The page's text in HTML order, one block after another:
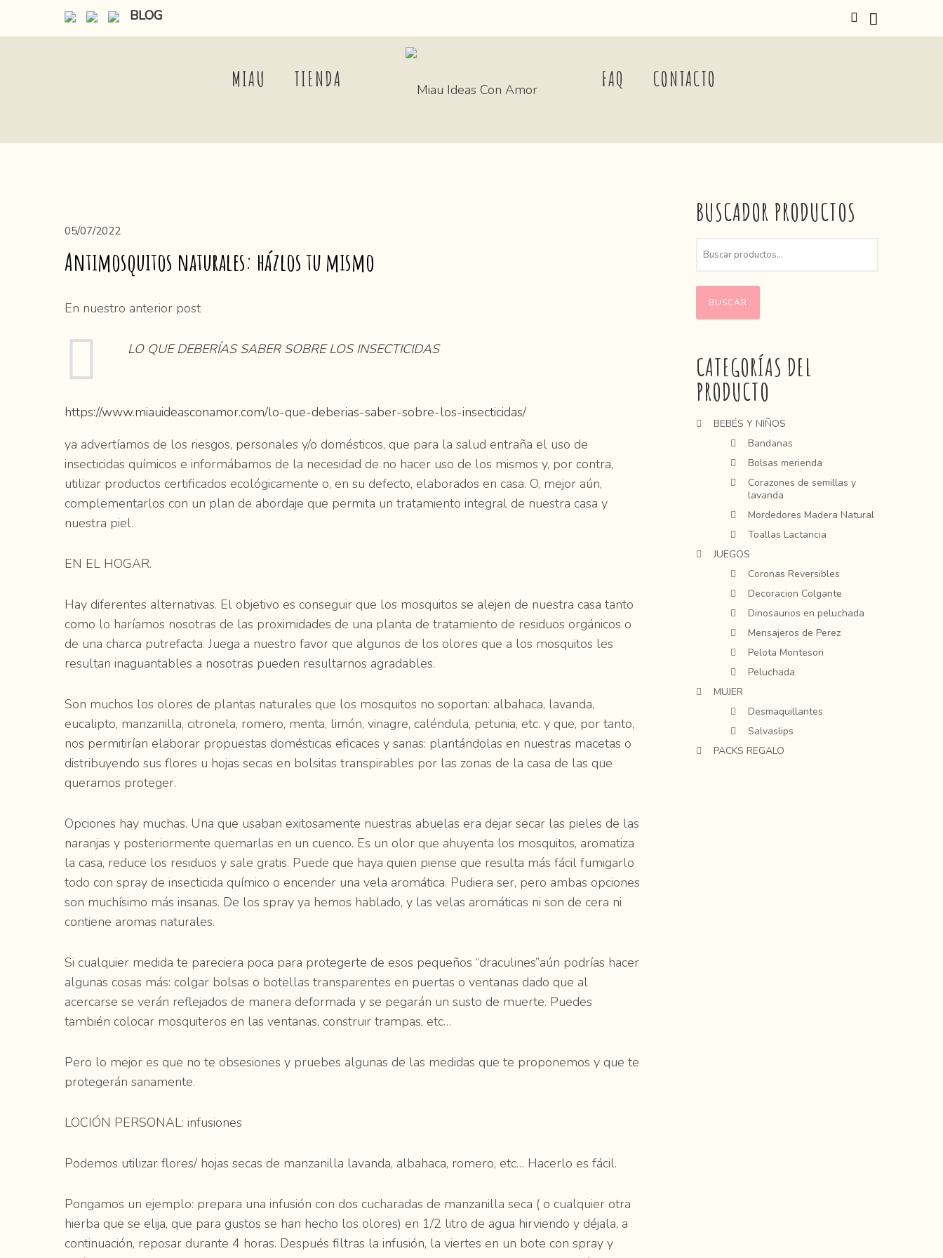
BLOG
MIAU TIENDA FAQ CONTACTO
05/07/2022
Antimosquitos naturales: házlos tu mismo
En nuestro anterior post
LO QUE DEBERÍAS SABER SOBRE LOS INSECTICIDAS
https://www.miauideasconamor.com/lo-que-deberias-saber-sobre-los-insecticidas/
ya advertíamos de los riesgos, personales y/o domésticos, que para la salud entraña el uso de
insecticidas químicos e informábamos de la necesidad de no hacer uso de los mismos y, por contra,
utilizar productos certificados ecológicamente o, en su defecto, elaborados en casa. O, mejor aún,
complementarlos con un plan de abordaje que permita un tratamiento integral de nuestra casa y
nuestra piel.
EN EL HOGAR.
Hay diferentes alternativas. El objetivo es conseguir que los mosquitos se alejen de nuestra casa tanto
como lo haríamos nosotras de las proximidades de una planta de tratamiento de residuos orgánicos o
de una charca putrefacta. Juega a nuestro favor que algunos de los olores que a los mosquitos les
resultan inaguantables a nosotras pueden resultarnos agradables.
Son muchos los olores de plantas naturales que los mosquitos no soportan: albahaca, lavanda,
eucalipto, manzanilla, citronela, romero, menta, limón, vinagre, caléndula, petunia, etc. y que, por tanto,
nos permitirían elaborar propuestas domésticas eficaces y sanas: plantándolas en nuestras macetas o
distribuyendo sus flores u hojas secas en bolsitas transpirables por las zonas de la casa de las que
queramos proteger.
Opciones hay muchas. Una que usaban exitosamente nuestras abuelas era dejar secar las pieles de las
naranjas y posteriormente quemarlas en un cuenco. Es un olor que ahuyenta los mosquitos, aromatiza
la casa, reduce los residuos y sale gratis. Puede que haya quien piense que resulta más fácil fumigarlo
todo con spray de insecticida químico o encender una vela aromática. Pudiera ser, pero ambas opciones
son muchísimo más insanas. De los spray ya hemos hablado, y las velas aromáticas ni son de cera ni
contiene aromas naturales.
Si cualquier medida te pareciera poca para protegerte de esos pequeños “draculines”aún podrías hacer
algunas cosas más: colgar bolsas o botellas transparentes en puertas o ventanas dado que al
acercarse se verán reflejados de manera deformada y se pegarán un susto de muerte. Puedes
también colocar mosquiteros en las ventanas, construir trampas, etc…
Pero lo mejor es que no te obsesiones y pruebes algunas de las medidas que te proponemos y que te
protegerán sanamente.
LOCIÓN PERSONAL: infusiones
Podemos utilizar flores/ hojas secas de manzanilla lavanda, albahaca, romero, etc… Hacerlo es fácil.
Pongamos un ejemplo: prepara una infusión con dos cucharadas de manzanilla seca ( o cualquier otra
hierba que se elija, que para gustos se han hecho los olores) en 1/2 litro de agua hirviendo y déjala, a
continuación, reposar durante 4 horas. Después filtras la infusión, la viertes en un bote con spray y
BUSCADOR PRODUCTOS
BUSCAR
CATEGORÍAS DEL
PRODUCTO
BEBÉS Y NIÑOS
Bandanas
Bolsas merienda
Corazones de semillas y
lavanda
Mordedores Madera Natural
Toallas Lactancia
JUEGOS
Coronas Reversibles
Decoracion Colgante
Dinosaurios en peluchada
Mensajeros de Perez
Pelota Montesori
Peluchada
MUJER
Desmaquillantes
Salvaslips
PACKS REGALO